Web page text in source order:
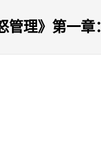
管理》第一章